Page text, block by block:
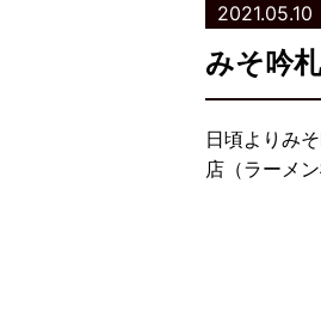
2021.05.10
みそ吟
日頃よりみ
店（ラーメ